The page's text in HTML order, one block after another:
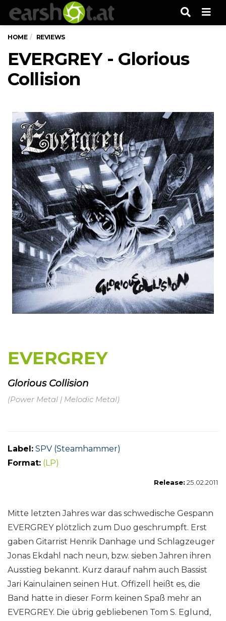
HOME REVIEWS
EVERGREY - Glorious
Collision
EVERGREY
Glorious Collision
(Power Metal | Melodic Metal)
Label: SPV (Steamhammer)
Format: (LP)
Release: 25.02.2011
Mitte letzten Jahres war das schwedische Gespann
EVERGREY plötzlich zum Duo geschrumpft. Erst
gaben Gitarrist Henrik Danhage und Schlagzeuger
Jonas Ekdahl nach neun, bzw. sieben Jahren ihren
Ausstieg bekannt. Kurz darauf nahm auch Bassist
Jari Kainulainen seinen Hut. Offizell heißt es, die
Band hatte in dieser Form keinen Spaß mehr an
EVERGREY. Die übrig gebliebenen Tom S. Eglund,